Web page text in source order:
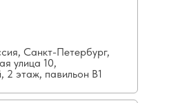
Санкт-Петербург,
улица 10,
2 этаж, павильон В1